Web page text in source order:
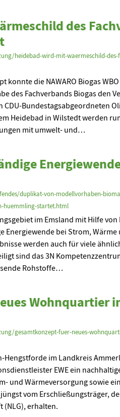
des
heidebad-wird-mit-waermeschild-des-
die NAWARO Biogas WBO
des Fachverbands Biogas den
Bundestagsabgeordneten
Heidebad in Wilstedt werden
mit umwelt- und…
duplikat-von-modellvorhaben-
huemmling-startet.html
im Emsland mit Hilfe
Energiewende bei Strom, Wärme
werden auch für viele
sind das 3N
Rohstoffe…
Wohnquartier
gesamtkonzept-fuer-neues-
Hengstforde im Landkreis
EWE ein
und Wärmeversorgung sowie
vom Erschließungsträger,
(NLG), erhalten.